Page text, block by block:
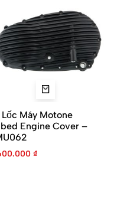
Máy Motone
Engine Cover –
₫